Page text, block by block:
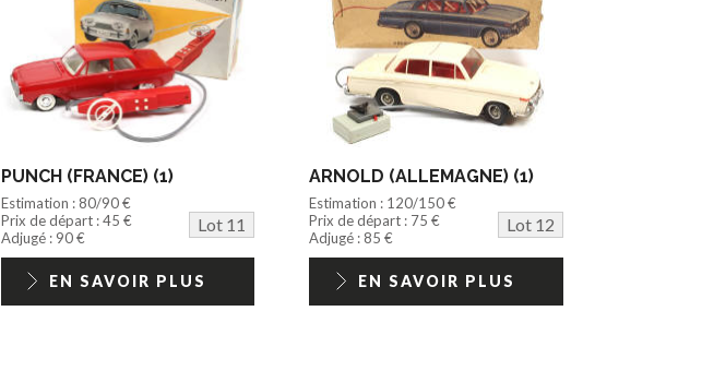
PUNCH (FRANCE) (1)
Estimation : 80/90 €
Prix de départ : 45 €
Lot 11
Adjugé : 90 €
EN SAVOIR PLUS
ARNOLD (ALLEMAGNE) (1)
Estimation : 120/150 €
Prix de départ : 75 €
Lot 12
Adjugé : 85 €
EN SAVOIR PLUS